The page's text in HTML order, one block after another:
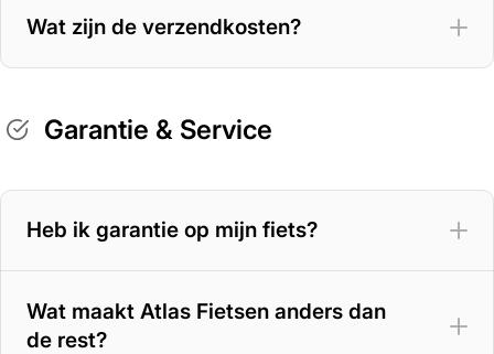
Wat zijn de verzendkosten?
Garantie & Service
Heb ik garantie op mijn fiets?
Wat maakt Atlas Fietsen anders dan
de rest?